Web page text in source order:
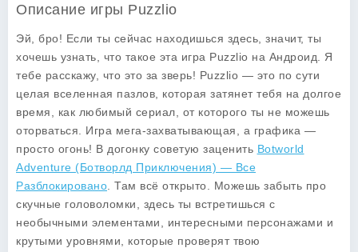
Описание игры Puzzlio
Эй, бро! Если ты сейчас находишься здесь, значит, ты
хочешь узнать, что такое эта игра Puzzlio на Андроид. Я
тебе расскажу, что это за зверь! Puzzlio — это по сути
целая вселенная пазлов, которая затянет тебя на долгое
время, как любимый сериал, от которого ты не можешь
оторваться. Игра мега-захватывающая, а графика —
просто огонь! В догонку советую заценить Botworld
Adventure (Ботворлд Приключения) — Все
Разблокировано . Там всё открыто. Можешь забыть про
скучные головоломки, здесь ты встретишься с
необычными элементами, интересными персонажами и
крутыми уровнями, которые проверят твою